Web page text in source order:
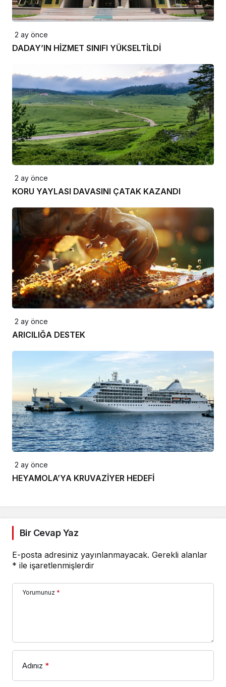
2 ay önce
DADAY’IN HİZMET SINIFI YÜKSELTİLDİ
2 ay önce
KORU YAYLASI DAVASINI ÇATAK KAZANDI
2 ay önce
ARICILIĞA DESTEK
2 ay önce
HEYAMOLA’YA KRUVAZİYER HEDEFİ
Bir Cevap Yaz
E-posta adresiniz yayınlanmayacak. Gerekli alanlar
* ile işaretlenmişlerdir
Yorumunuz *
Adınız *